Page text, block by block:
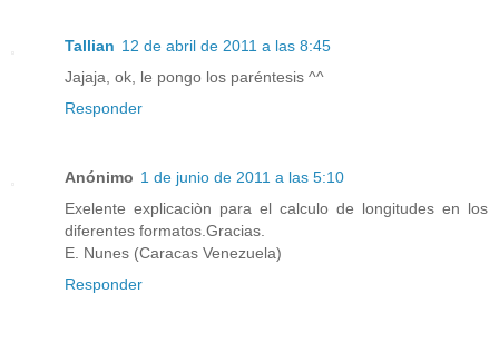
Tallian 12 de abril de 2011 a las 8:45
Jajaja, ok, le pongo los paréntesis ^^
Responder
Anónimo 1 de junio de 2011 a las 5:10
Exelente explicaciòn para el calculo de longitudes en los
diferentes formatos.Gracias.
E. Nunes (Caracas Venezuela)
Responder